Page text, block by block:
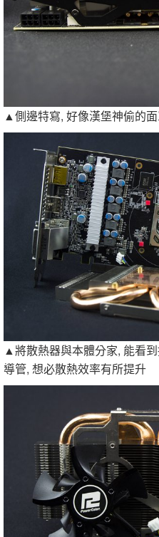
▲側邊特寫, 好像漢堡神偷的
▲將散熱器與本體分家, 能看
導管, 想必散熱效率有所提升